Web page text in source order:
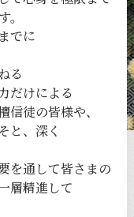
。
でに
る
だけによる
信徒の皆様や、
と、 深く
を通して皆さまの
層精進して